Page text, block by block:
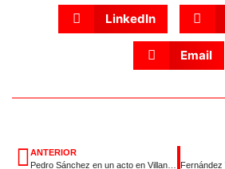
LinkedIn
Email
ANTERIOR